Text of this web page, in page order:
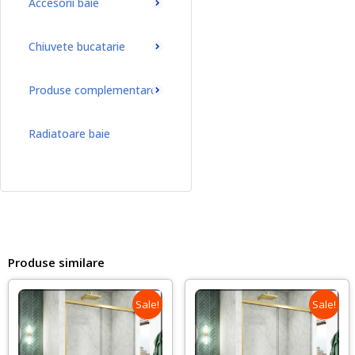
Chiuvete bucatarie
Produse complementare
Radiatoare baie
Produse similare
Sale! Sale!